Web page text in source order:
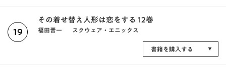
19
その着せ替え人形は恋をする 12巻
福田晋一 スクウェア・エニックス
書籍を購入する